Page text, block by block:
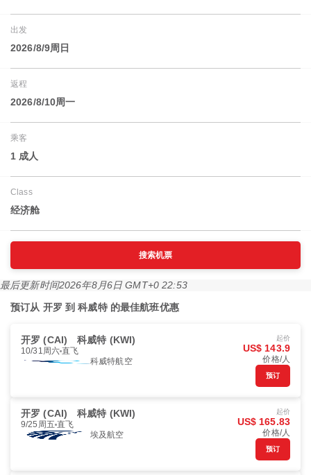
出发
2026/8/9周日
返程
2026/8/10周一
乘客
1 成人
Class
经济舱
搜索机票
最后更新时间2026年8月6日 GMT+0 22:53
预订从 开罗 到 科威特 的最佳航班优惠
开罗 (CAI) 科威特 (KWI)
10/31周六 直飞
科威特航空
起价
US$ 143.9
价格/人
预订
开罗 (CAI) 科威特 (KWI)
9/25周五 直飞
埃及航空
起价
US$ 165.83
价格/人
预订